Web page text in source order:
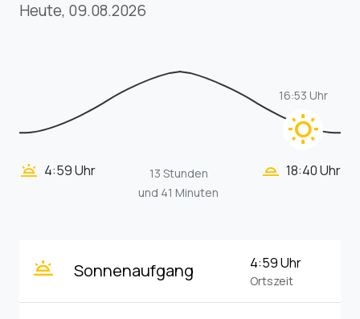
Heute, 09.08.2026
wb_sunny
16:53 Uhr
wb_twilight 4:59 Uhr
13 Stunden
und 41 Minuten
wb_twilight_2 18:40 Uhr
wb_twilight Sonnenaufgang 4:59 Uhr
Ortszeit